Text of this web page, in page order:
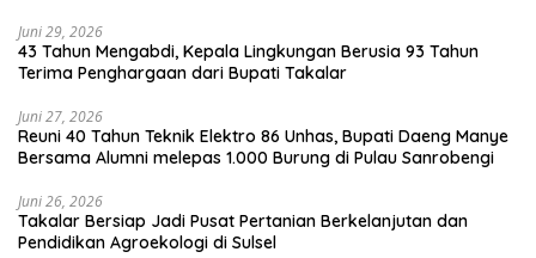
Juni 29, 2026
43 Tahun Mengabdi, Kepala Lingkungan Berusia 93 Tahun
Terima Penghargaan dari Bupati Takalar
Juni 27, 2026
Reuni 40 Tahun Teknik Elektro 86 Unhas, Bupati Daeng Manye
Bersama Alumni melepas 1.000 Burung di Pulau Sanrobengi
Juni 26, 2026
Takalar Bersiap Jadi Pusat Pertanian Berkelanjutan dan
Pendidikan Agroekologi di Sulsel